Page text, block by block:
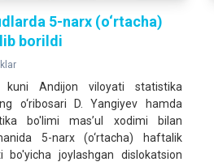
5-narx (o‘rtacha)
borildi
Andijon viloyati statistika
o‘ribosari D. Yangiyev hamda
bo'limi mas’ul xodimi bilan
5-narx (o‘rtacha) haftalik
bo'yicha joylashgan dislokatsion